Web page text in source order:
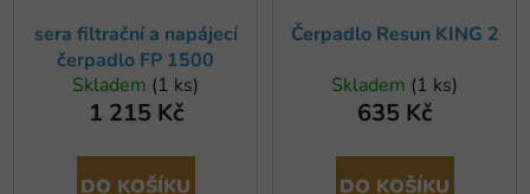
sera filtrační a napájecí
čerpadlo FP 1500
Skladem (1 ks)
1 215 Kč
DO KOŠÍKU
Čerpadlo Resun KING 2
Skladem (1 ks)
635 Kč
DO KOŠÍKU